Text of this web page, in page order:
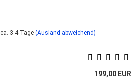
ca. 3-4 Tage (Ausland abweichend)
199,00 EUR